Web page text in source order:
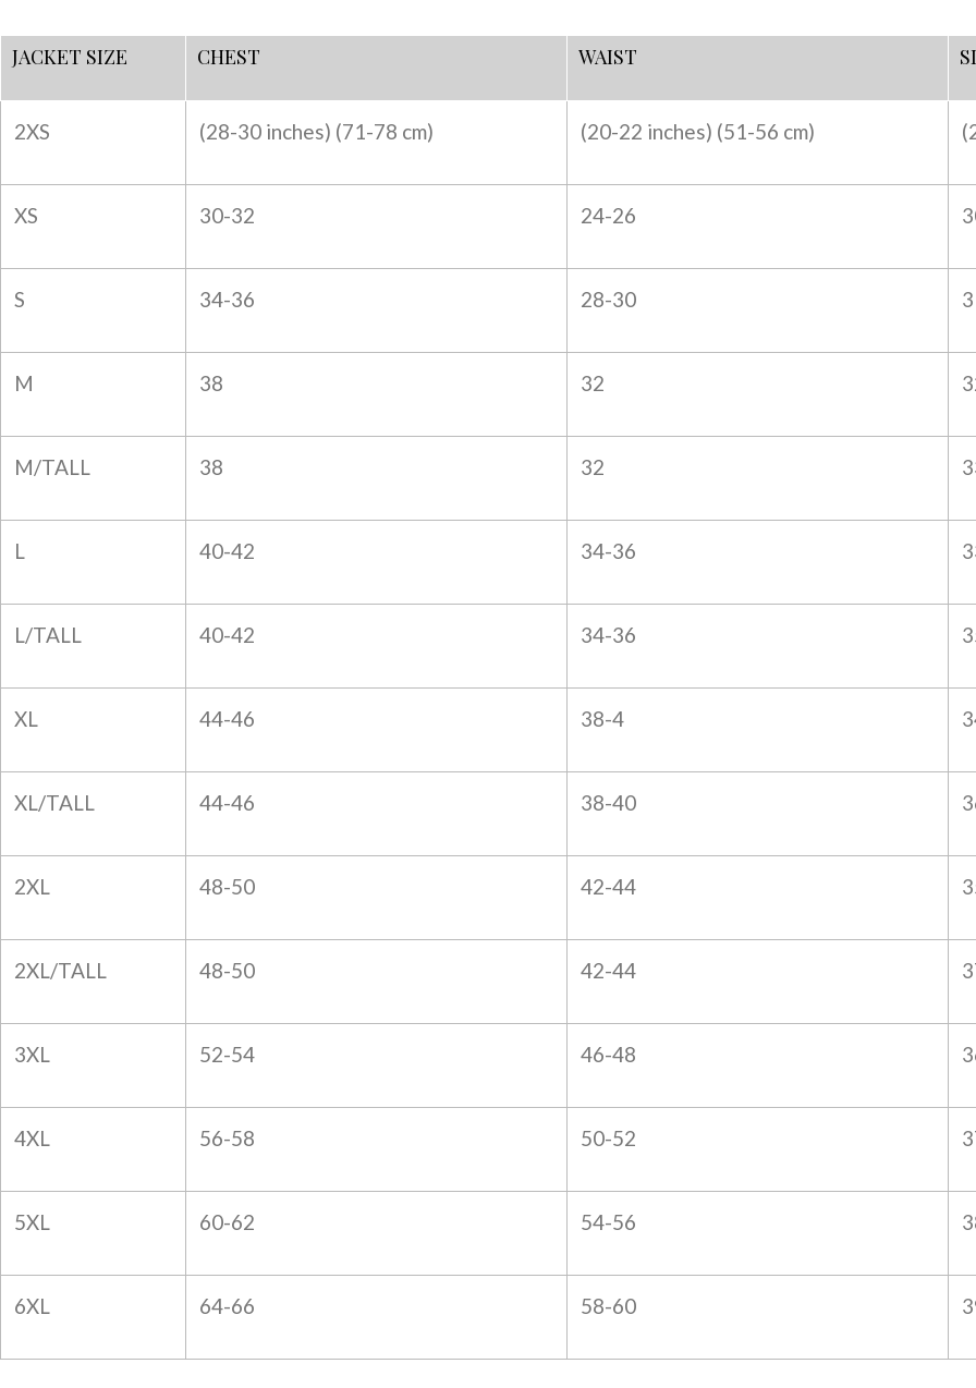
JACKET SIZE CHEST WAIST
2XS (28-30 inches) (71-78 cm) (20-22 inches) (51-56 cm)
XS 30-32 24-26
S 34-36 28-30
M 38 32
M/TALL 38 32
L 40-42 34-36
L/TALL 40-42 34-36
XL 44-46 38-4
XL/TALL 44-46 38-40
2XL 48-50 42-44
2XL/TALL 48-50 42-44
3XL 52-54 46-48
4XL 56-58 50-52
5XL 60-62 54-56
6XL 64-66 58-60